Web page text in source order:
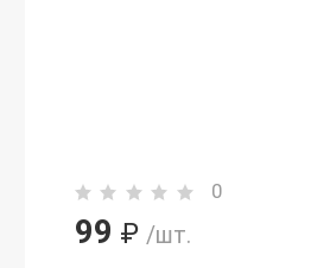
0
99 ₽ /шт.